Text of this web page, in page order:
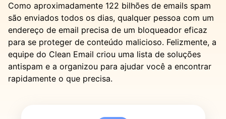
Como aproximadamente 122 bilhões de emails spam
são enviados todos os dias, qualquer pessoa com um
endereço de email precisa de um bloqueador eficaz
para se proteger de conteúdo malicioso. Felizmente, a
equipe do Clean Email criou uma lista de soluções
antispam e a organizou para ajudar você a encontrar
rapidamente o que precisa.